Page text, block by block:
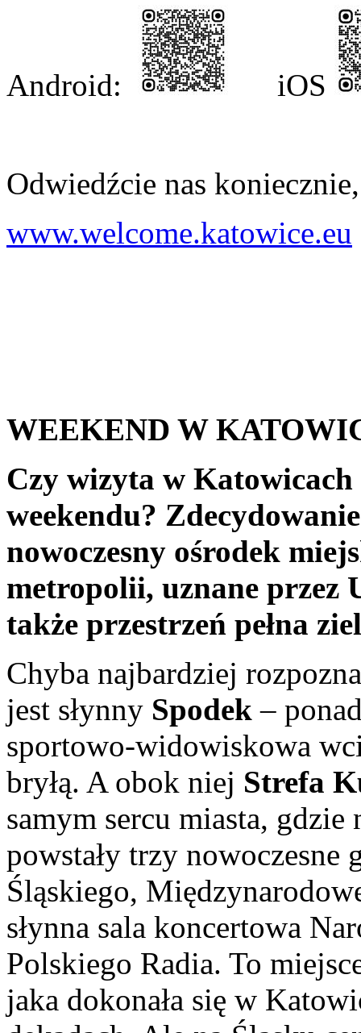
Android: iOS
Odwiedźcie nas
www.welcome.katowice.eu
WEEKEND W
Czy wizyta w Katowicach
weekendu?
nowoczesny ośrodek
metropolii, uznane przez
także przestrzeń pełna
Chyba najbardziej
jest słynny Spodek –
sportowo-widowiskowa
bryłą. A obok niej Strefa
samym sercu miasta,
powstały trzy nowoczesne
Śląskiego,
słynna sala koncertowa
Polskiego Radia. To
jaka dokonała się w